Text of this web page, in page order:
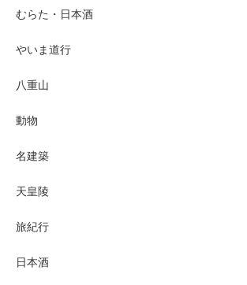
むらた・日本酒
やいま道行
八重山
動物
名建築
天皇陵
旅紀行
日本酒